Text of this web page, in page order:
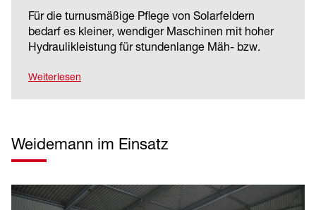
Für die turnusmäßige Pflege von Solarfeldern
bedarf es kleiner, wendiger Maschinen mit hoher
Hydraulikleistung für stundenlange Mäh- bzw.
Hanglagen von entscheidender Bedeutung.
Weiterlesen
Weidemann im Einsatz